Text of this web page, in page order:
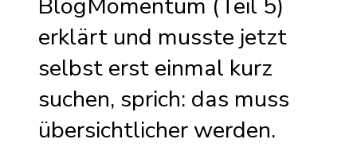
erklärt und musste jetzt
selbst erst einmal kurz
suchen, sprich: das muss
übersichtlicher werden.